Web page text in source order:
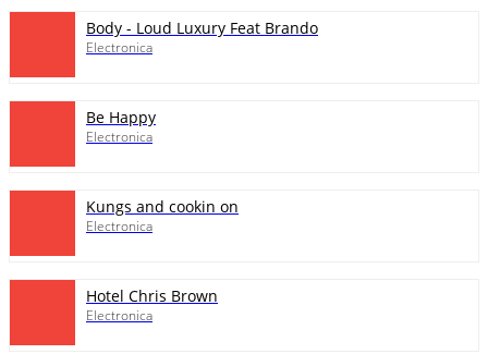
Body - Loud Luxury Feat Brando
Electronica
Be Happy
Electronica
Kungs and cookin on
Electronica
Hotel Chris Brown
Electronica